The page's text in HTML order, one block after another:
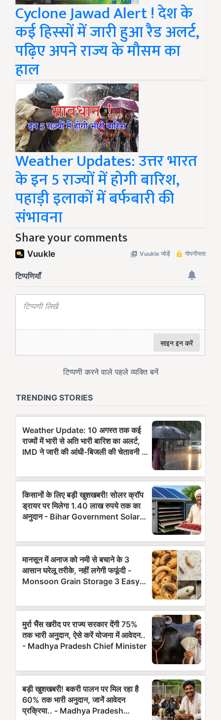
Cyclone Jawad Alert ! देश के
कई हिस्सों में जारी हुआ रैड अलर्ट,
पढ़िए अपने राज्य के मौसम का
हाल
Weather Updates: उत्तर भारत
के इन 5 राज्यों में होगी बारिश,
पहाड़ी इलाकों में बर्फबारी की
संभावना
Share your comments